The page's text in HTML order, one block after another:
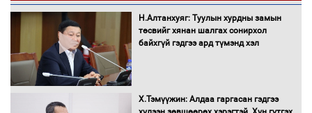
"ДЦС-3” ТӨХК-ийн нэн шаардлагатай
“Турбингенератор-5”-ын шинэчлэлийн
төсвийг шийдвэрлэхээр болов
УИХ-ын дарга С.Бямбацогт Сутай
Н.Алтанхуяг: Туулын хурдны замын
төсвийг хянан шалгах сонирхол
байхгүй гэдгээ ард түмэнд хэл
Х.Тэмүүжин: Алдаа гаргасан гэдгээ